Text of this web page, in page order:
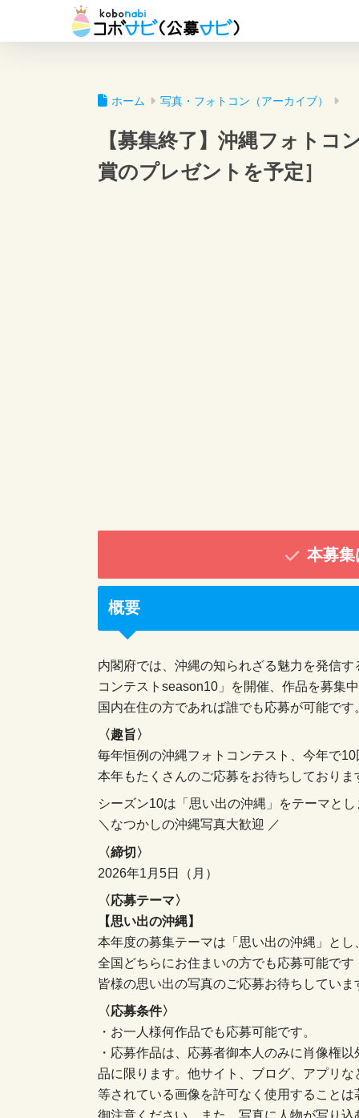
ホーム 写真・フォトコン（アーカイブ）
【募集終了】沖縄フォトコ
賞のプレゼントを予定］
本募
概要
内閣府では、沖縄の知られざる魅力を発信
コンテストseason10」を開催、作品を募集
国内在住の方であれば誰でも応募が可能です
〈趣旨〉
毎年恒例の沖縄フォトコンテスト、今年で
本年もたくさんのご応募をお待ちしておりま
シーズン10は「思い出の沖縄」をテーマと
＼なつかしの沖縄写真大歓迎 ／
〈締切〉
2026年1月5日（月）
〈応募テーマ〉
【思い出の沖縄】
本年度の募集テーマは「思い出の沖縄」と
全国どちらにお住まいの方でも応募可能です
皆様の思い出の写真のご応募お待ちしていま
〈応募条件〉
・お一人様何作品でも応募可能です。
・応募作品は、応募者御本人のみに肖像権
品に限ります。他サイト、ブログ、アプリ
等されている画像を許可なく使用すること
御注意ください。また、写真に人物が写り